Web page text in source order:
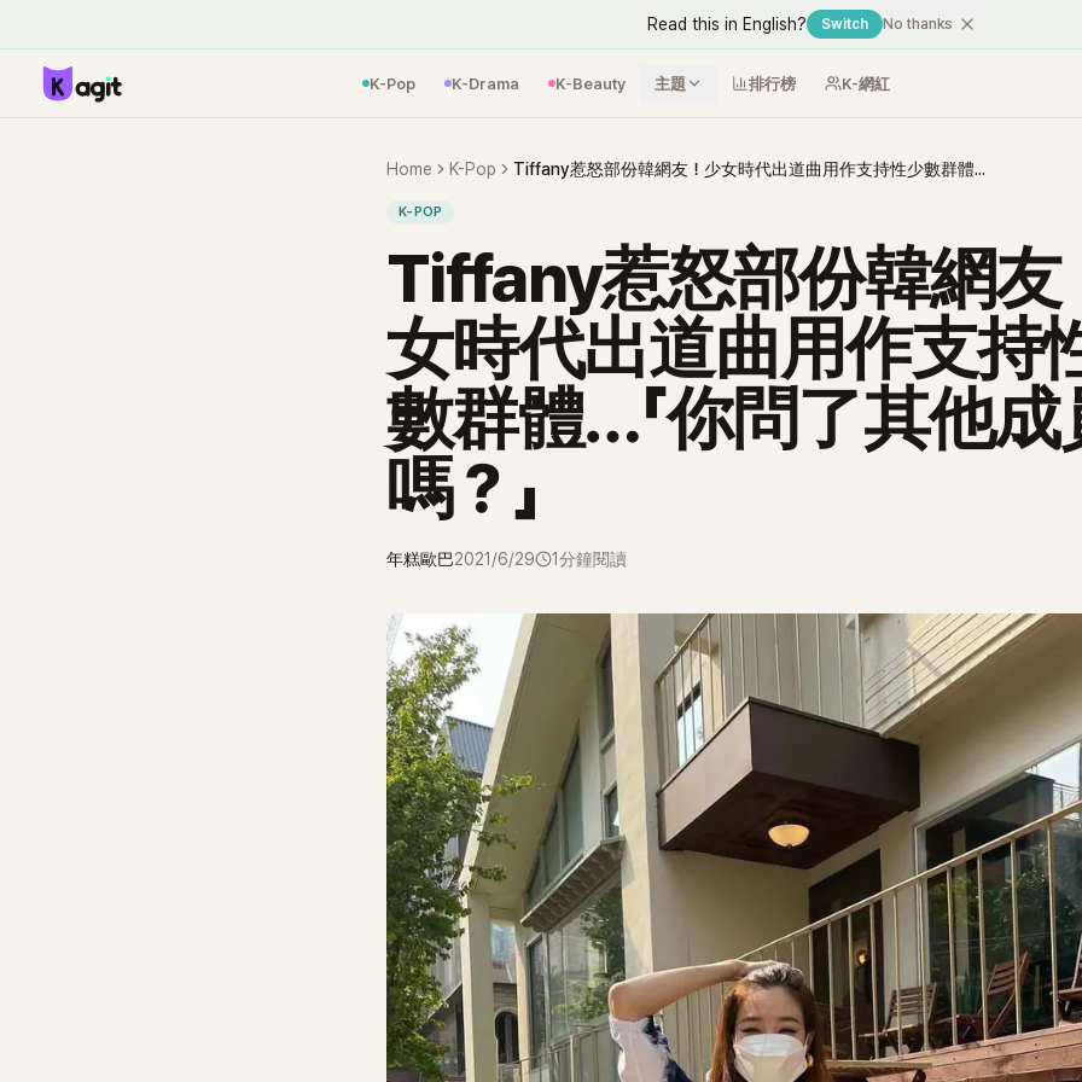
Read this in English? Switch No thanks
K-Pop K-Drama K-Beauty 主題 排行榜 K-網紅
Home K-Pop Tiffany惹怒部份韓網友！少女時代出道曲用作支持性少數群體…「你問了其他成員嗎？」
K-POP
Tiffany惹怒部份韓網友
女時代出道曲用作支持
數群體…「你問了其他成
嗎？」
年糕歐巴2021/6/29 1分鐘閱讀